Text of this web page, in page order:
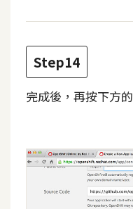
提
案
Step14
完成後，再按下方的